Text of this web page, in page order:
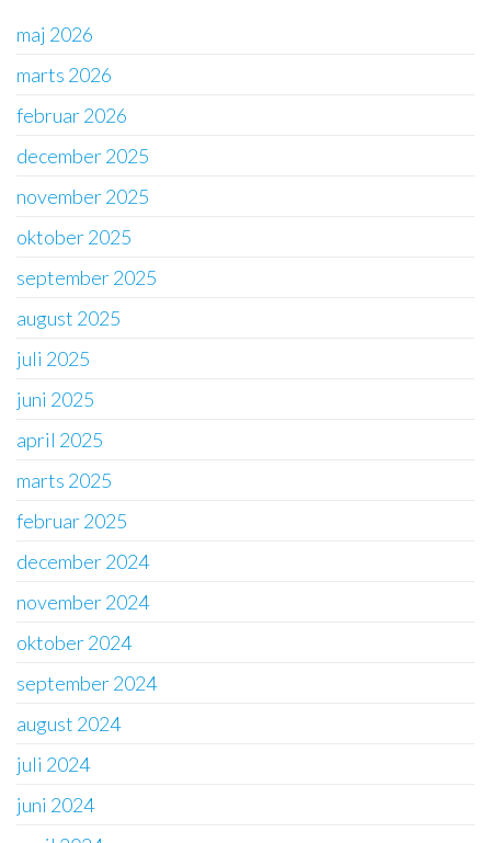
maj 2026
marts 2026
februar 2026
december 2025
november 2025
oktober 2025
september 2025
august 2025
juli 2025
juni 2025
april 2025
marts 2025
februar 2025
december 2024
november 2024
oktober 2024
september 2024
august 2024
juli 2024
juni 2024